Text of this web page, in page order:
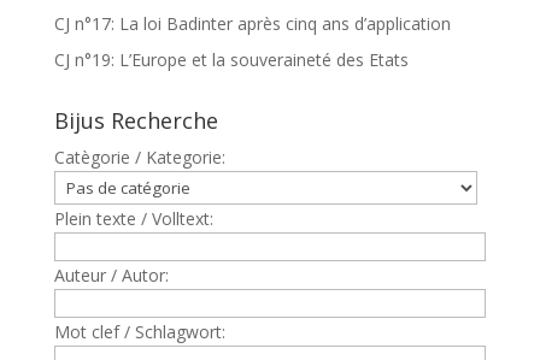
CJ n°17: La loi Badinter après cinq ans d’application
CJ n°19: L’Europe et la souveraineté des Etats
Bijus Recherche
Catègorie / Kategorie:
Plein texte / Volltext:
Auteur / Autor:
Mot clef / Schlagwort: